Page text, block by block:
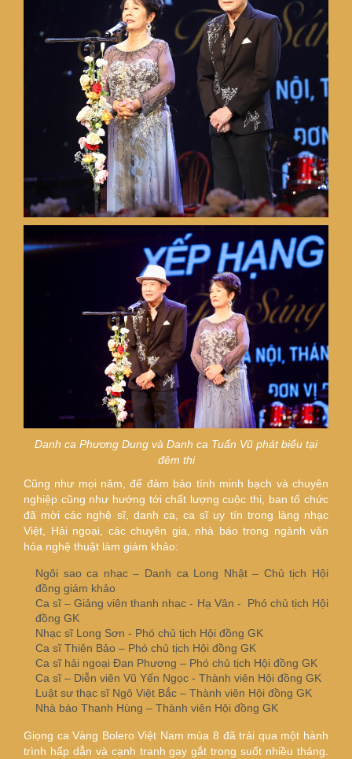
Danh ca Phương Dung và Danh ca Tuấn Vũ phát biểu tại
đêm thi
Cũng như mọi năm, để đảm bảo tính minh bạch và chuyên
nghiệp cũng như hướng tới chất lượng cuộc thi, ban tổ chức
đã mời các nghệ sĩ, danh ca, ca sĩ uy tín trong làng nhạc
Việt, Hải ngoại, các chuyên gia, nhà báo trong ngành văn
hóa nghệ thuật làm giám khảo:
Ngôi sao ca nhạc – Danh ca Long Nhật – Chủ tịch Hội
đồng giám khảo
Ca sĩ – Giảng viên thanh nhạc - Hạ Vân - Phó chủ tịch Hội
đồng GK
Nhạc sĩ Long Sơn - Phó chủ tịch Hội đồng GK
Ca sĩ Thiên Bảo – Phó chủ tịch Hội đồng GK
Ca sĩ hải ngoại Đan Phương – Phó chủ tịch Hội đồng GK
Ca sĩ – Diễn viên Vũ Yến Ngọc - Thành viên Hội đồng GK
Luật sư thạc sĩ Ngô Việt Bắc – Thành viên Hội đồng GK
Nhà báo Thanh Hùng – Thành viên Hội đồng GK
Giọng ca Vàng Bolero Việt Nam mùa 8 đã trải qua một hành
trình hấp dẫn và cạnh tranh gay gắt trong suốt nhiều tháng.